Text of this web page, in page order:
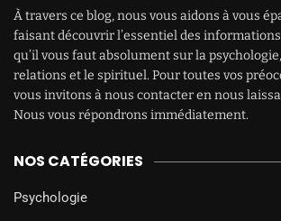
À travers ce blog, nous vous aidons à vous
faisant découvrir l’essentiel des
qu’il vous faut absolument sur la
relations et le spirituel. Pour toutes vos
vous invitons à nous contacter en nous
Nous vous répondrons immédiatement.
NOS CATÉGORIES
Psychologie